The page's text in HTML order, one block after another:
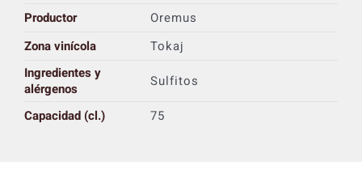
Productor
Oremus
Zona vinícola
Tokaj
Ingredientes y
alérgenos
Sulfitos
Capacidad (cl.)
75